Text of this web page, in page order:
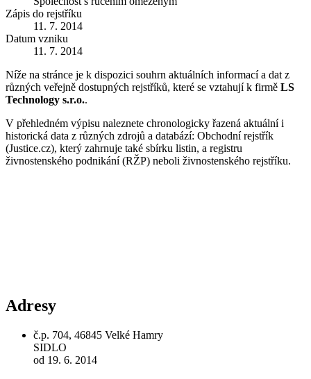
Zápis do rejstříku
11. 7. 2014
Datum vzniku
11. 7. 2014
Níže na stránce je k dispozici souhrn aktuálních informací a dat z
různých veřejně dostupných rejstříků, které se vztahují k firmě LS
Technology s.r.o..
V přehledném výpisu naleznete chronologicky řazená aktuální i
historická data z různých zdrojů a databází: Obchodní rejstřík
(Justice.cz), který zahrnuje také sbírku listin, a registru
živnostenského podnikání (RŽP) neboli živnostenského rejstříku.
Adresy
č.p. 704, 46845 Velké Hamry
SIDLO
od 19. 6. 2014